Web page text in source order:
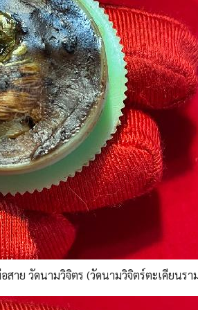
าย วัดนามวิจิตร (วัดนามวิจิตร์ตะเคียนรา